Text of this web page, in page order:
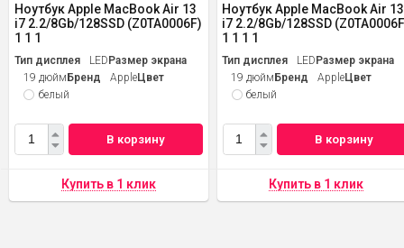
Ноутбук Apple MacBook Air 13
i7 2.2/8Gb/128SSD (Z0TA0006F)
1 1 1
Тип дисплея LEDРазмер экрана
19 дюймБренд AppleЦвет
белый
В корзину
Ноутбук Apple MacBook Air 13
i7 2.2/8Gb/128SSD
1 1 1 1
Тип дисплея LEDРазмер экрана
19 дюймБренд AppleЦвет
белый
В корзину